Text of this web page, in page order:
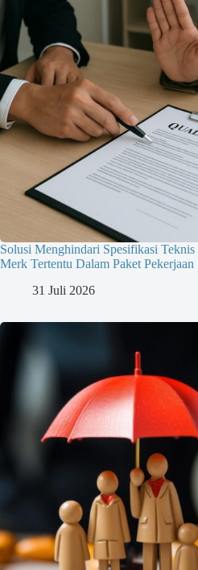
Solusi Menghindari Spesifikasi Teknis
Merk Tertentu Dalam Paket Pekerjaan
31 Juli 2026